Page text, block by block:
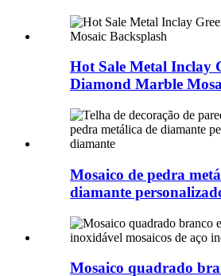
Hot Sale Metal Inclay
Diamond Marble
Mosaico de pedra
diamante
Mosaico quadrado